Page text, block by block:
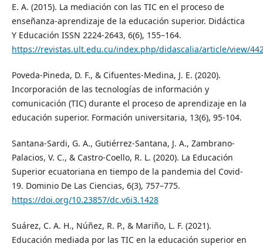
E. A. (2015). La mediación con las TIC en el proceso de
enseñanza-aprendizaje de la educación superior. Didáctica
Y Educación ISSN 2224-2643, 6(6), 155–164.
https://revistas.ult.edu.cu/index.php/didascalia/article/view/
Poveda-Pineda, D. F., & Cifuentes-Medina, J. E. (2020).
Incorporación de las tecnologías de información y
comunicación (TIC) durante el proceso de aprendizaje en la
educación superior. Formación universitaria, 13(6), 95-104.
Santana-Sardi, G. A., Gutiérrez-Santana, J. A., Zambrano-
Palacios, V. C., & Castro-Coello, R. L. (2020). La Educación
Superior ecuatoriana en tiempo de la pandemia del Covid-
19. Dominio De Las Ciencias, 6(3), 757–775.
https://doi.org/10.23857/dc.v6i3.1428
Suárez, C. A. H., Núñez, R. P., & Mariño, L. F. (2021).
Educación mediada por las TIC en la educación superior en